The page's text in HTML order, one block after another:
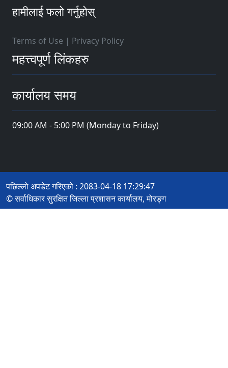
हामीलाई फलो गर्नुहोस्
Terms of Use | Privacy Policy
महत्त्वपूर्ण लिंकहरु
कार्यालय समय
09:00 AM - 5:00 PM (Monday to Friday)
पछिल्लो अपडेट गरिएको : 2083-04-18 17:29:47
© सर्वाधिकार सुरक्षित जिल्ला प्रशासन कार्यालय, मोरङ्ग